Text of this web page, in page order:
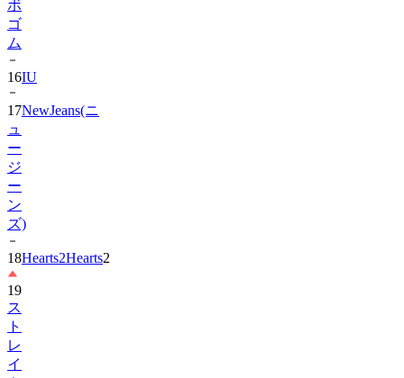
ム
16
17NewJeans(ニ
ュ
ー
ジ
ー
ン
ズ)
18Hearts2Hearts
19
ス
ト
レ
イ
キ
ッ